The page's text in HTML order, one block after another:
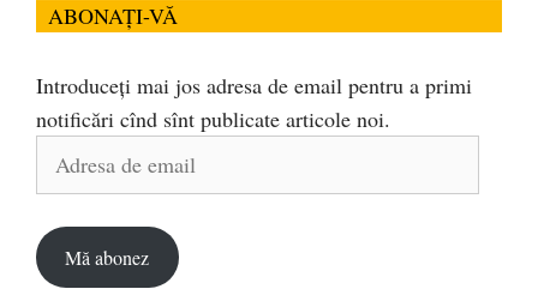
ABONAȚI-VĂ
Introduceți mai jos adresa de email pentru a primi
notificări cînd sînt publicate articole noi.
Adresa
Mă abonez